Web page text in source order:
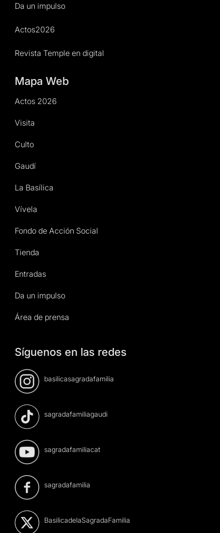
Da un impulso
Actos2026
Revista Temple en digital
Mapa Web
Actos 2026
Visita
Culto
Gaudí
La Basílica
Vívela
Fondo de Acción Social
Tienda
Entradas
Da un impulso
Área de prensa
Síguenos en las redes
basilicasagradafamilia
sagradafamiliagaudi
sagradafamiliacat
sagradafamilia
BasilicadelaSagradaFamilia